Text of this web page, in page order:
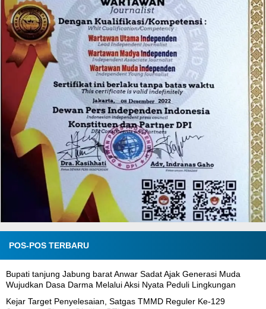
POS-POS TERBARU
Bupati tanjung Jabung barat Anwar Sadat Ajak Generasi Muda
Wujudkan Dasa Darma Melalui Aksi Nyata Peduli Lingkungan
Kejar Target Penyelesaian, Satgas TMMD Reguler Ke-129